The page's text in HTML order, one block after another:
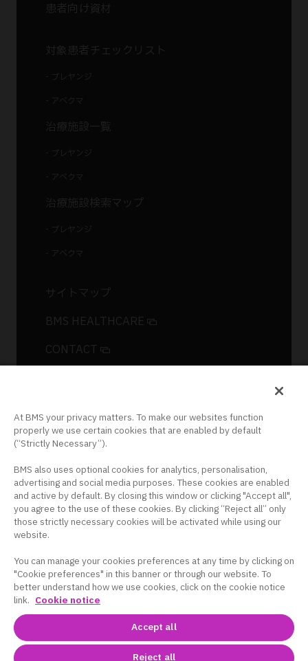
患者向け資材
対象患者チェックリスト
- ブレヤンジ
- アベクマ
治療施設一覧
- ブレヤンジ
- アベクマ
治療施設検索マップ
- ブレヤンジ
- アベクマ
サイトマップ
BMS HEALTHCARE
CONTACT
ログイン
新規会員登録
ブリストル・マイヤーズ スクイブ株式会社
東京都千代田区大手町1丁目2番1号 Otemachi One タワー
サイトポリシー｜プライバシーポリシー｜クッキー設定
At BMS your privacy matters. To make our websites function
properly we use certain cookies that are enabled by default
(“Strictly Necessary”).
BMS also uses optional cookies for analytics, personalisation,
advertising and social media purposes. These cookies are enabled
and active by default. By closing this window or clicking "Accept all",
you agree to the use of these cookies. By clicking “Reject all” only
those strictly necessary cookies will be activated while using our
website.
You can manage your cookies preferences at any time by clicking on
"Cookie preferences" in this banner or through our website. To
better understand how we use cookies, click on the cookie notice
link. Cookie notice
Accept all
Reject all